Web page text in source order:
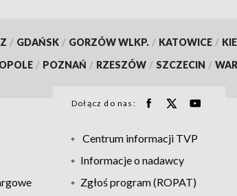
/ GDAŃSK / GORZÓW WLKP. / KATOWICE /
OPOLE / POZNAŃ / RZESZÓW / SZCZECIN /
Dołącz do nas:
Centrum informacji TVP
Informacje o nadawcy
Zgłoś program (ROPAT)